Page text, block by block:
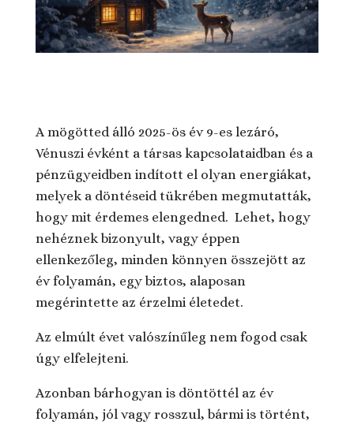
A mögötted álló 2025-ös év 9-es lezáró,
Vénuszi évként a társas kapcsolataidban és a
pénzügyeidben indított el olyan energiákat,
melyek a döntéseid tükrében megmutatták,
hogy mit érdemes elengedned. Lehet, hogy
nehéznek bizonyult, vagy éppen
ellenkezőleg, minden könnyen összejött az
év folyamán, egy biztos, alaposan
megérintette az érzelmi életedet.
Az elmúlt évet valószínűleg nem fogod csak
úgy elfelejteni.
Azonban bárhogyan is döntöttél az év
folyamán, jól vagy rosszul, bármi is történt,